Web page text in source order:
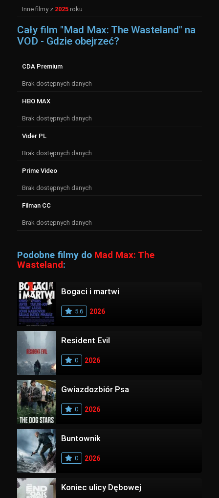
Inne filmy z 2025 roku
Cały film "Mad Max: The Wasteland" na
VOD - Gdzie obejrzeć?
CDA Premium
Brak dostępnych danych
HBO MAX
Brak dostępnych danych
Vider PL
Brak dostępnych danych
Prime Video
Brak dostępnych danych
Filman CC
Brak dostępnych danych
Podobne filmy do Mad Max: The
Wasteland:
Bogaci i martwi
5.6 2026
Resident Evil
0 2026
Gwiazdozbiór Psa
0 2026
Buntownik
0 2026
Koniec ulicy Dębowej